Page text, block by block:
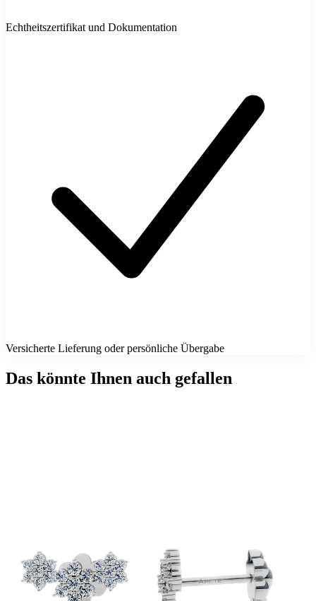
Echtheitszertifikat und Dokumentation
Versicherte Lieferung oder persönliche Übergabe
Das könnte Ihnen auch gefallen